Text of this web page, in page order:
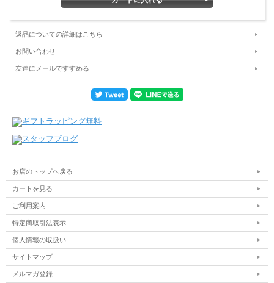
返品についての詳細はこちら
お問い合わせ
友達にメールですすめる
お店のトップへ戻る
カートを見る
ご利用案内
特定商取引法表示
個人情報の取扱い
サイトマップ
メルマガ登録